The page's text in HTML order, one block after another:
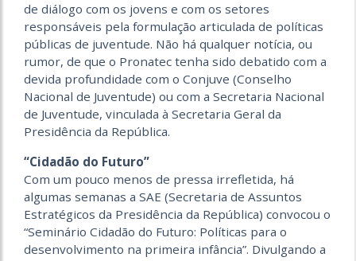
de diálogo com os jovens e com os setores
responsáveis pela formulação articulada de políticas
públicas de juventude. Não há qualquer notícia, ou
rumor, de que o Pronatec tenha sido debatido com a
devida profundidade com o Conjuve (Conselho
Nacional de Juventude) ou com a Secretaria Nacional
de Juventude, vinculada à Secretaria Geral da
Presidência da República.
“Cidadão do Futuro”
Com um pouco menos de pressa irrefletida, há
algumas semanas a SAE (Secretaria de Assuntos
Estratégicos da Presidência da República) convocou o
“Seminário Cidadão do Futuro: Políticas para o
desenvolvimento na primeira infância”. Divulgando a